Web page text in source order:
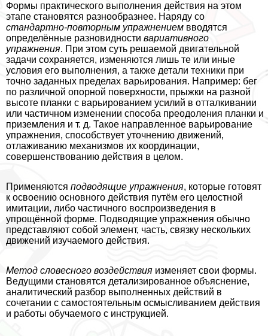
Формы пpaктического выполнения действия на этом
этапе становятся разнообразнее. Наряду со
стандартно-повторным упражнением вводятся
определённые разновидности вариативного
упражнения. При этом суть решаемой двигательной
задачи сохраняется, изменяются лишь те или иные
условия его выполнения, а также детали техники при
точно заданных пределах варьирования. Например: бег
по различной опopной поверхности, прыжки на разной
высоте планки с варьированием усилий в отталкивании
или частичном изменении способа преодоления планки и
приземления и т. д. Такое направленное варьирование
упражнения, способствует уточнению движений,
отлаживанию механизмов их координации,
совершенствованию действия в целом.
Применяются подводящие упражнения, которые готовят
к освоению основного действия путём его целостной
имитации, либо частичного воспроизведения в
упрощённой форме. Подводящие упражнения обычно
представляют собой элемент, часть, связку нескольких
движений изучаемого действия.
Метод словесного воздействия изменяет свои формы.
Ведущими становятся детализированное объяснение,
аналитический разбор выполненных действий в
сочетании с самостоятельным осмысливанием действия
и работы обучаемого с инструкцией.